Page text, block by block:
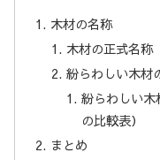
木材の名称
木材の正式名称
紛らわしい木材
紛らわしい木
の比較表）
まとめ